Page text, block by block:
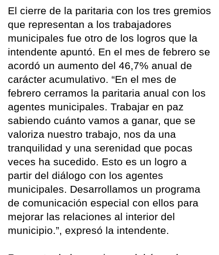
El cierre de la paritaria con los tres gremios
que representan a los trabajadores
municipales fue otro de los logros que la
intendente apuntó. En el mes de febrero se
acordó un aumento del 46,7% anual de
carácter acumulativo. “En el mes de
febrero cerramos la paritaria anual con los
agentes municipales. Trabajar en paz
sabiendo cuánto vamos a ganar, que se
valoriza nuestro trabajo, nos da una
tranquilidad y una serenidad que pocas
veces ha sucedido. Esto es un logro a
partir del diálogo con los agentes
municipales. Desarrollamos un programa
de comunicación especial con ellos para
mejorar las relaciones al interior del
municipio.”, expresó la intendente.